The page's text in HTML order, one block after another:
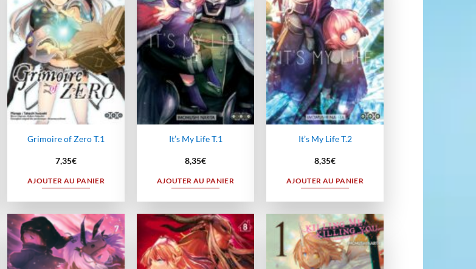
à la
wishlist
Grimoire of Zero T.1
7,35€
AJOUTER AU PANIER
à la
wishlist
It’s My Life T.1
8,35€
AJOUTER AU PANIER
à la
wishlist
It’s My Life T.2
8,35€
AJOUTER AU PANIER
Ajouter
à la
wishlist
Ajouter
à la
wishlist
Ajouter
à la
wishlist